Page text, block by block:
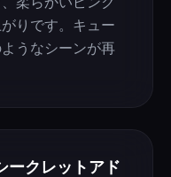
りです。キュー
うなシーンが再
ークレットアド